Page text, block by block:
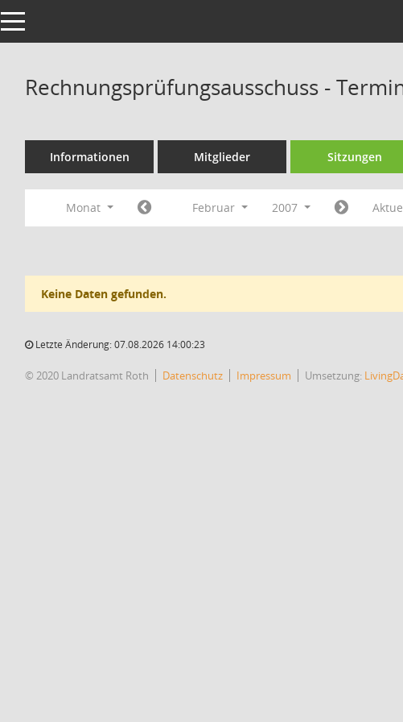
Toggle navigation
Rechnungsprüfungsausschuss -
Informationen Mitglieder Sitzungen
Monat Februar 2007
Keine Daten gefunden.
Letzte Änderung: 07.08.2026 14:00:23
© 2020 Landratsamt Roth Datenschutz Impressum Umsetzung: